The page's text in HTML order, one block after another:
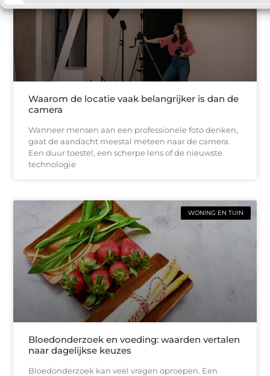
Waarom de locatie vaak belangrijker is dan de
camera
Wanneer mensen aan een professionele foto denken,
gaat de aandacht meestal meteen naar de camera.
Een duur toestel, een scherpe lens of de nieuwste
technologie
WONING EN TUIN
Bloedonderzoek en voeding: waarden vertalen
naar dagelijkse keuzes
Bloedonderzoek kan veel vragen oproepen. Een